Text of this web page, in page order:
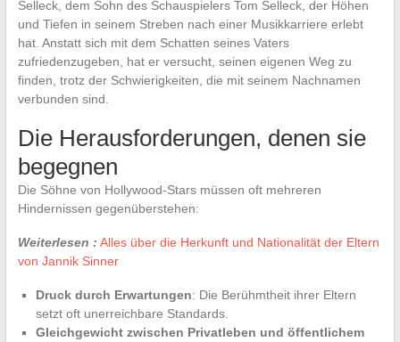
Selleck, dem Sohn des Schauspielers Tom Selleck, der Höhen
und Tiefen in seinem Streben nach einer Musikkarriere erlebt
hat. Anstatt sich mit dem Schatten seines Vaters
zufriedenzugeben, hat er versucht, seinen eigenen Weg zu
finden, trotz der Schwierigkeiten, die mit seinem Nachnamen
verbunden sind.
Die Herausforderungen, denen sie
begegnen
Die Söhne von Hollywood-Stars müssen oft mehreren
Hindernissen gegenüberstehen:
Weiterlesen : Alles über die Herkunft und Nationalität der Eltern
von Jannik Sinner
Druck durch Erwartungen: Die Berühmtheit ihrer Eltern
setzt oft unerreichbare Standards.
Gleichgewicht zwischen Privatleben und öffentlichem